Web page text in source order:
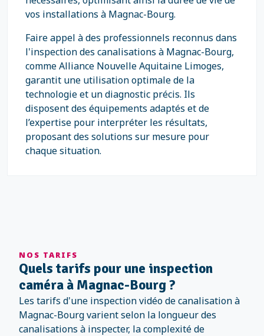
vos installations à Magnac-Bourg.
Faire appel à des professionnels reconnus dans
l'inspection des canalisations à Magnac-Bourg,
comme Alliance Nouvelle Aquitaine Limoges,
garantit une utilisation optimale de la
technologie et un diagnostic précis. Ils
disposent des équipements adaptés et de
l’expertise pour interpréter les résultats,
proposant des solutions sur mesure pour
chaque situation.
NOS TARIFS
Quels tarifs pour une inspection
caméra à Magnac-Bourg ?
Les tarifs d'une inspection vidéo de canalisation à
Magnac-Bourg varient selon la longueur des
canalisations à inspecter, la complexité de